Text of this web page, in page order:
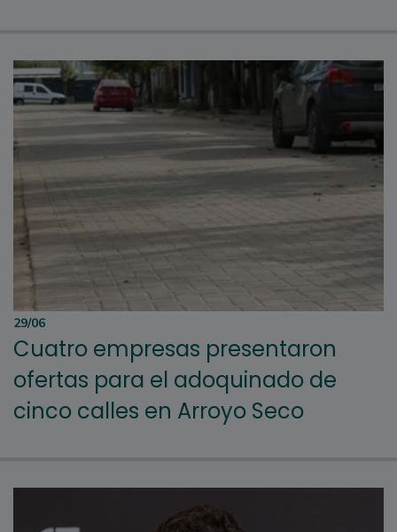
29/06
Cuatro empresas presentaron
ofertas para el adoquinado de
cinco calles en Arroyo Seco